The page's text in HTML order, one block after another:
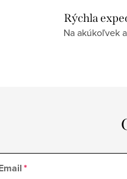
Rýchla
Na akúkoľvek